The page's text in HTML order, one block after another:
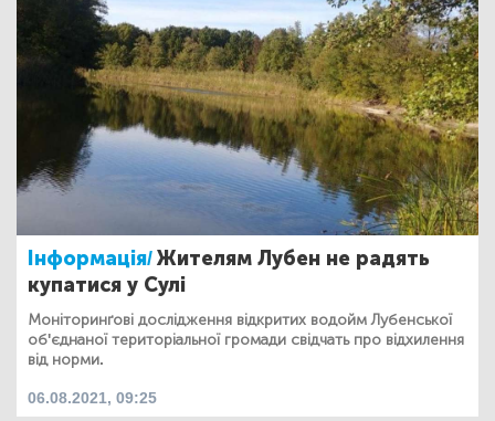
Інформація/Жителям Лубен не радять
купатися у Сулі
Моніторинґові дослідження відкритих водойм Лубенської
об'єднаної територіальної громади свідчать про відхилення
від норми.
06.08.2021, 09:25